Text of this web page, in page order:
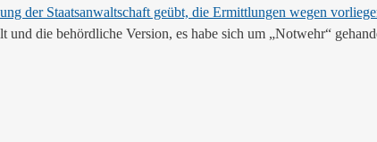
der Staatsanwaltschaft geübt, die Ermittlungen wegen
und die behördliche Version, es habe sich um „Notwehr“